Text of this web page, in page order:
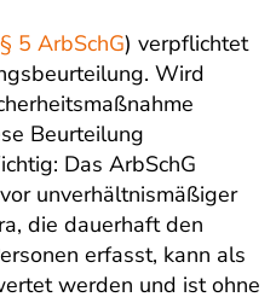
§ 5 ArbSchG) verpflichtet
Wird
Beurteilung
Das ArbSchG
unverhältnismäßiger
die dauerhaft den
erfasst, kann als
werden und ist ohne